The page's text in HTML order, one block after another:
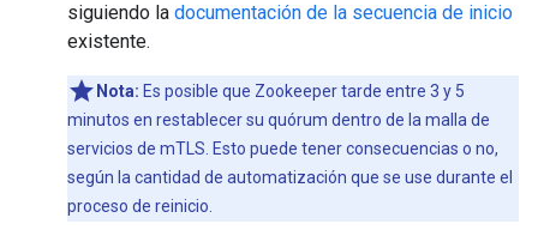
siguiendo la documentación de la secuencia de inicio
existente.
Nota: Es posible que Zookeeper tarde entre 3 y 5
minutos en restablecer su quórum dentro de la malla de
servicios de mTLS. Esto puede tener consecuencias o no,
según la cantidad de automatización que se use durante el
proceso de reinicio.